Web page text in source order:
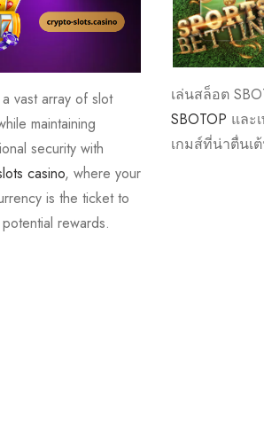
vast array of slot
maintaining
security with
casino, where your
is the ticket to
rewards.
เล่นสล็อต
SBOTOP และ
เกมส์ที่น่าตื่นเ